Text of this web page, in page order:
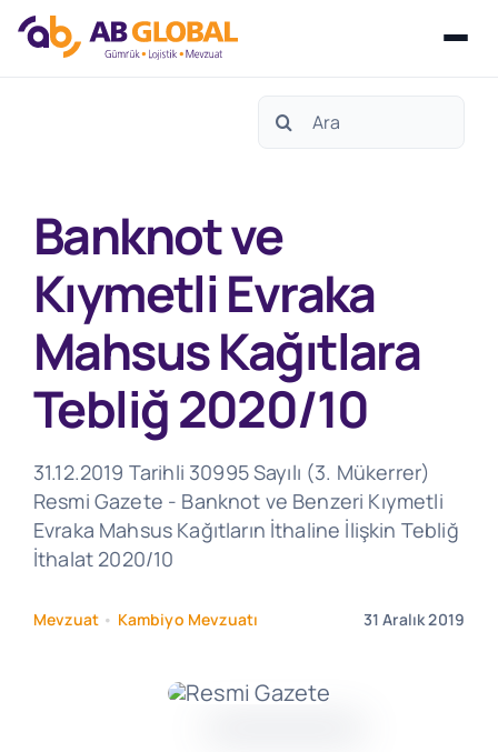
Search
Banknot ve
Kıymetli Evraka
Mahsus Kağıtlara
Tebliğ 2020/10
31.12.2019 Tarihli 30995 Sayılı (3. Mükerrer)
Resmi Gazete - Banknot ve Benzeri Kıymetli
Evraka Mahsus Kağıtların İthaline İlişkin Tebliğ
İthalat 2020/10
Mevzuat • Kambiyo Mevzuatı 31 Aralık 2019